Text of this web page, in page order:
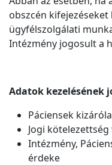
obszcén
ügyfélszolgálati
Intézmény jogosult a
Adatok kezelésének
Páciensek
Jogi
Intézmény,
érdeke